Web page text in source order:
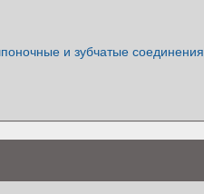
и зубчатые соединения